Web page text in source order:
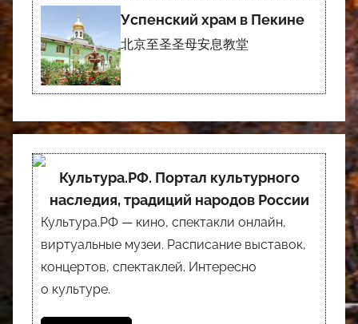
Успенский храм в Пекине
北京至圣圣母安息教堂
Культура.РФ. Портал культурного
наследия, традиций народов России
Культура.РФ — кино, спектакли онлайн,
виртуальные музеи. Расписание выставок,
концертов, спектаклей. Интересно
о культуре.